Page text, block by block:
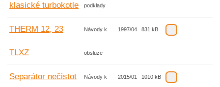
klasické turbokotle podklady
THERM 12, 23
TLXZ
Návody k
obsluze
1997/04 831 kB
Separátor nečistot Návody k 2015/01 1010 kB